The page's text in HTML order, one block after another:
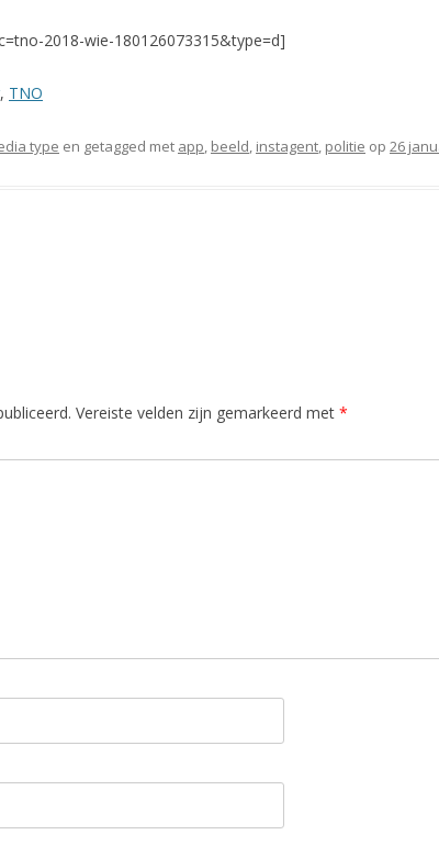
2018-wie-180126073315&type=d]
, TNO
type en getagged met app, beeld, instagent, politie op 26
Vereiste velden zijn gemarkeerd met *